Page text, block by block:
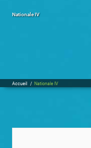
Nationale IV
Accueil / Nationale IV